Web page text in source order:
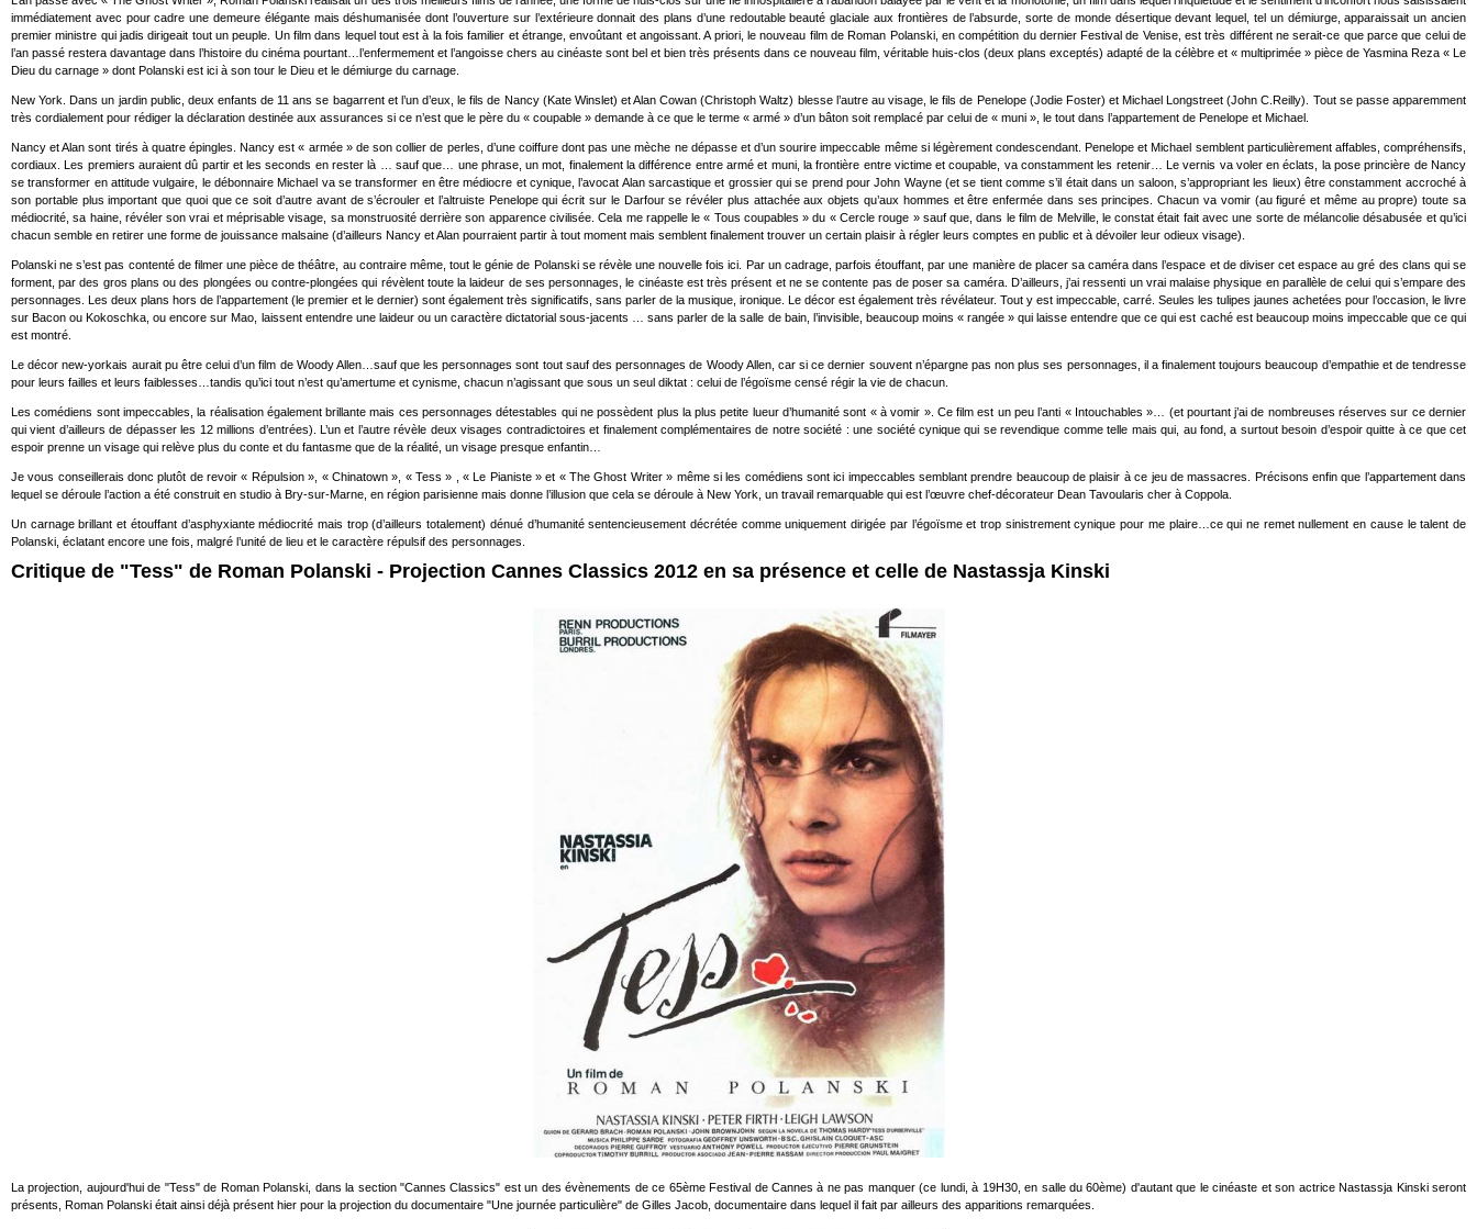
immédiatement avec pour cadre une demeure élégante mais déshumanisée dont l’ouverture sur l’extérieure donnait des plans d’une redoutable beauté glaciale aux frontières de l’absurde, sorte de monde désertique devant lequel, tel un démiurge, apparaissait un ancien
premier ministre qui jadis dirigeait tout un peuple. Un film dans lequel tout est à la fois familier et étrange, envoûtant et angoissant. A priori, le nouveau film de Roman Polanski, en compétition du dernier Festival de Venise, est très différent ne serait-ce que parce que celui de
l’an passé restera davantage dans l’histoire du cinéma pourtant…l’enfermement et l’angoisse chers au cinéaste sont bel et bien très présents dans ce nouveau film, véritable huis-clos (deux plans exceptés) adapté de la célèbre et « multiprimée » pièce de Yasmina Reza « Le
Dieu du carnage » dont Polanski est ici à son tour le Dieu et le démiurge du carnage.
New York. Dans un jardin public, deux enfants de 11 ans se bagarrent et l’un d’eux, le fils de Nancy (Kate Winslet) et Alan Cowan (Christoph Waltz) blesse l’autre au visage, le fils de Penelope (Jodie Foster) et Michael Longstreet (John C.Reilly). Tout se passe apparemment
très cordialement pour rédiger la déclaration destinée aux assurances si ce n’est que le père du « coupable » demande à ce que le terme « armé » d’un bâton soit remplacé par celui de « muni », le tout dans l’appartement de Penelope et Michael.
Nancy et Alan sont tirés à quatre épingles. Nancy est « armée » de son collier de perles, d’une coiffure dont pas une mèche ne dépasse et d’un sourire impeccable même si légèrement condescendant. Penelope et Michael semblent particulièrement affables, compréhensifs,
cordiaux. Les premiers auraient dû partir et les seconds en rester là … sauf que… une phrase, un mot, finalement la différence entre armé et muni, la frontière entre victime et coupable, va constamment les retenir… Le vernis va voler en éclats, la pose princière de Nancy
se transformer en attitude vulgaire, le débonnaire Michael va se transformer en être médiocre et cynique, l’avocat Alan sarcastique et grossier qui se prend pour John Wayne (et se tient comme s’il était dans un saloon, s’appropriant les lieux) être constamment accroché à
son portable plus important que quoi que ce soit d’autre avant de s’écrouler et l’altruiste Penelope qui écrit sur le Darfour se révéler plus attachée aux objets qu’aux hommes et être enfermée dans ses principes. Chacun va vomir (au figuré et même au propre) toute sa
médiocrité, sa haine, révéler son vrai et méprisable visage, sa monstruosité derrière son apparence civilisée. Cela me rappelle le « Tous coupables » du « Cercle rouge » sauf que, dans le film de Melville, le constat était fait avec une sorte de mélancolie désabusée et qu’ici
chacun semble en retirer une forme de jouissance malsaine (d’ailleurs Nancy et Alan pourraient partir à tout moment mais semblent finalement trouver un certain plaisir à régler leurs comptes en public et à dévoiler leur odieux visage).
Polanski ne s’est pas contenté de filmer une pièce de théâtre, au contraire même, tout le génie de Polanski se révèle une nouvelle fois ici. Par un cadrage, parfois étouffant, par une manière de placer sa caméra dans l’espace et de diviser cet espace au gré des clans qui se
forment, par des gros plans ou des plongées ou contre-plongées qui révèlent toute la laideur de ses personnages, le cinéaste est très présent et ne se contente pas de poser sa caméra. D’ailleurs, j’ai ressenti un vrai malaise physique en parallèle de celui qui s’empare des
personnages. Les deux plans hors de l’appartement (le premier et le dernier) sont également très significatifs, sans parler de la musique, ironique. Le décor est également très révélateur. Tout y est impeccable, carré. Seules les tulipes jaunes achetées pour l’occasion, le livre
sur Bacon ou Kokoschka, ou encore sur Mao, laissent entendre une laideur ou un caractère dictatorial sous-jacents … sans parler de la salle de bain, l’invisible, beaucoup moins « rangée » qui laisse entendre que ce qui est caché est beaucoup moins impeccable que ce qui
est montré.
Le décor new-yorkais aurait pu être celui d’un film de Woody Allen…sauf que les personnages sont tout sauf des personnages de Woody Allen, car si ce dernier souvent n’épargne pas non plus ses personnages, il a finalement toujours beaucoup d’empathie et de tendresse
pour leurs failles et leurs faiblesses…tandis qu’ici tout n’est qu’amertume et cynisme, chacun n’agissant que sous un seul diktat : celui de l’égoïsme censé régir la vie de chacun.
Les comédiens sont impeccables, la réalisation également brillante mais ces personnages détestables qui ne possèdent plus la plus petite lueur d’humanité sont « à vomir ». Ce film est un peu l’anti « Intouchables »… (et pourtant j’ai de nombreuses réserves sur ce dernier
qui vient d’ailleurs de dépasser les 12 millions d’entrées). L’un et l’autre révèle deux visages contradictoires et finalement complémentaires de notre société : une société cynique qui se revendique comme telle mais qui, au fond, a surtout besoin d’espoir quitte à ce que cet
espoir prenne un visage qui relève plus du conte et du fantasme que de la réalité, un visage presque enfantin…
Je vous conseillerais donc plutôt de revoir « Répulsion », « Chinatown », « Tess » , « Le Pianiste » et « The Ghost Writer » même si les comédiens sont ici impeccables semblant prendre beaucoup de plaisir à ce jeu de massacres. Précisons enfin que l’appartement dans
lequel se déroule l’action a été construit en studio à Bry-sur-Marne, en région parisienne mais donne l’illusion que cela se déroule à New York, un travail remarquable qui est l’œuvre chef-décorateur Dean Tavoularis cher à Coppola.
Un carnage brillant et étouffant d’asphyxiante médiocrité mais trop (d’ailleurs totalement) dénué d’humanité sentencieusement décrétée comme uniquement dirigée par l’égoïsme et trop sinistrement cynique pour me plaire…ce qui ne remet nullement en cause le talent de
Polanski, éclatant encore une fois, malgré l’unité de lieu et le caractère répulsif des personnages.
Critique de "Tess" de Roman Polanski - Projection Cannes Classics 2012 en sa présence et celle de Nastassja Kinski
La projection, aujourd'hui de "Tess" de Roman Polanski, dans la section "Cannes Classics" est un des évènements de ce 65ème Festival de Cannes à ne pas manquer (ce lundi, à 19H30, en salle du 60ème) d'autant que le cinéaste et son actrice Nastassja Kinski seront
présents, Roman Polanski était ainsi déjà présent hier pour la projection du documentaire "Une journée particulière" de Gilles Jacob, documentaire dans lequel il fait par ailleurs des apparitions remarquées.